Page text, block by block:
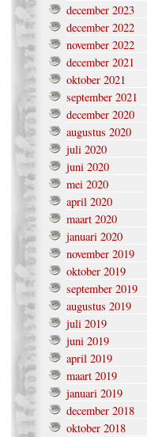
december 2023
december 2022
november 2022
december 2021
oktober 2021
september 2021
december 2020
augustus 2020
juli 2020
juni 2020
mei 2020
april 2020
maart 2020
januari 2020
november 2019
oktober 2019
september 2019
augustus 2019
juli 2019
juni 2019
april 2019
maart 2019
januari 2019
december 2018
oktober 2018